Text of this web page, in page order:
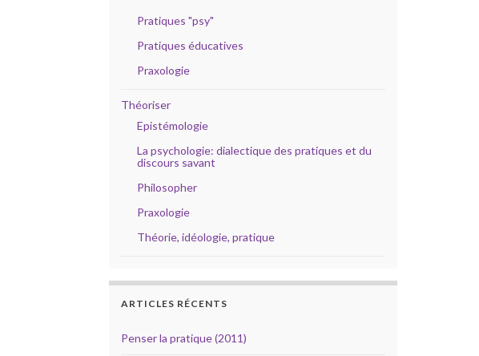
Pratiques "psy"
Pratiques éducatives
Praxologie
Théoriser
Epistémologie
La psychologie: dialectique des pratiques et du
discours savant
Philosopher
Praxologie
Théorie, idéologie, pratique
ARTICLES RÉCENTS
Penser la pratique (2011)